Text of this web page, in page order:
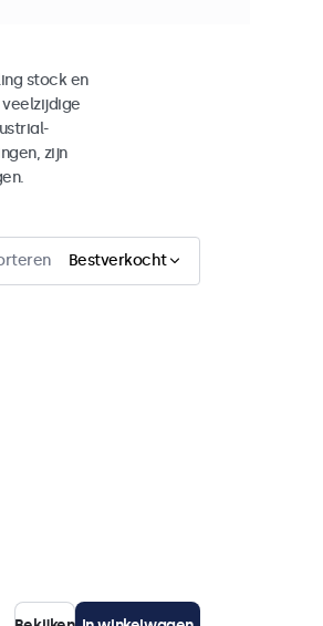
stock en
zijn
Bestverkocht